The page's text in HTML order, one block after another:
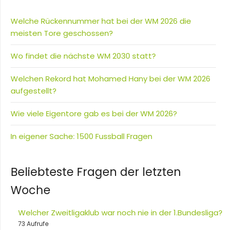
Welche Rückennummer hat bei der WM 2026 die
meisten Tore geschossen?
Wo findet die nächste WM 2030 statt?
Welchen Rekord hat Mohamed Hany bei der WM 2026
aufgestellt?
Wie viele Eigentore gab es bei der WM 2026?
In eigener Sache: 1500 Fussball Fragen
Beliebteste Fragen der letzten
Woche
Welcher Zweitligaklub war noch nie in der 1.Bundesliga?
73 Aufrufe